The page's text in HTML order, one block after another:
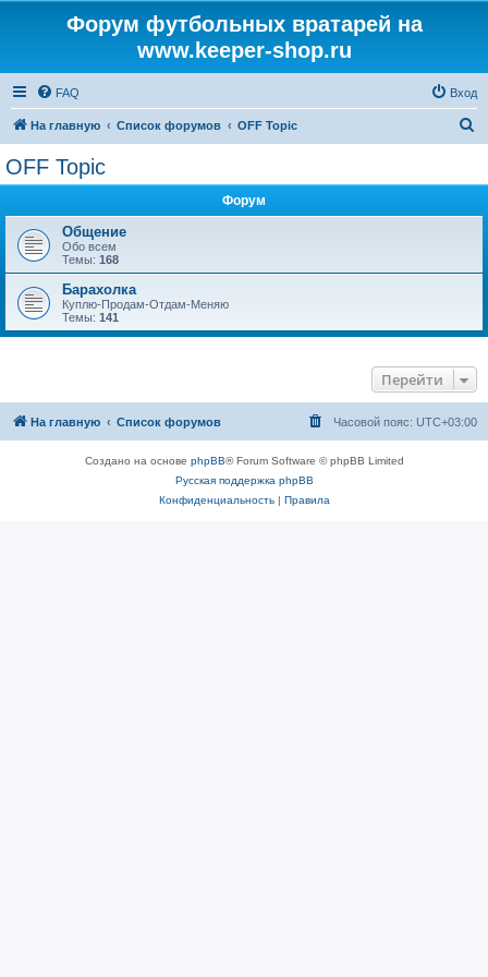
Форум футбольных вратарей на
www.keeper-shop.ru
FAQ Вход
На главную Список форумов OFF Topic
OFF Topic
Форум
Общение
Обо всем
Темы: 168
Барахолка
Куплю-Продам-Отдам-Меняю
Темы: 141
Перейти
На главную Список форумов Часовой пояс: UTC+03:00
Создано на основе phpBB® Forum Software © phpBB Limited
Русская поддержка phpBB
Конфиденциальность| Правила